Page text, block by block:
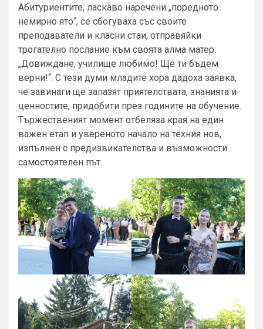
Абитуриентите, ласкаво наречени „поредното
немирно ято“, се сбогуваха със своите
преподаватели и класни стаи, отправяйки
трогателно послание към своята алма матер:
„Довиждане, училище любимо! Ще ти бъдем
верни!“. С тези думи младите хора дадоха заявка,
че завинаги ще запазят приятелствата, знанията и
ценностите, придобити през годините на обучение.
Тържественият момент отбеляза края на един
важен етап и увереното начало на техния нов,
изпълнен с предизвикателства и възможности
самостоятелен път.